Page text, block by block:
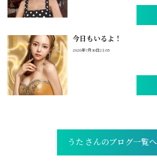
今日もいるよ！
2026年7月30日21:05
うた さんのブログ一覧へ